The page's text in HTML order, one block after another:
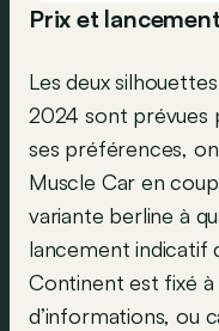
Prix et
Les deux
2024 sont prévues
ses préférences,
Muscle Car en
variante berline à
lancement indicatif
Continent est fixé
d’informations, ou